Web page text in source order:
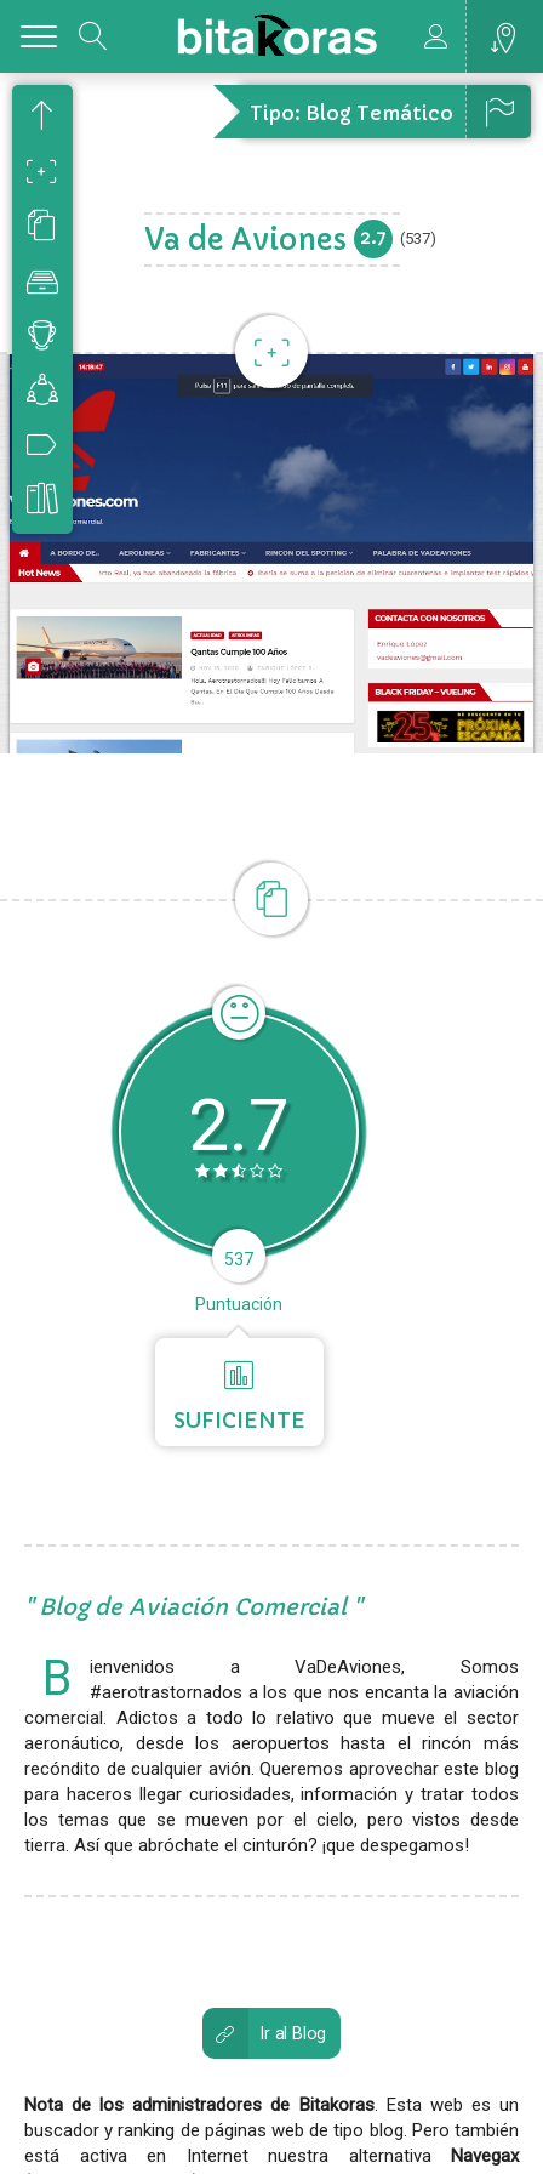
Tipo: Blog Temático
Va de Aviones 2.7 (537)
2.7
537
Puntuación
SUFICIENTE
Blog de Aviación Comercial
B
ienvenidos a VaDeAviones, Somos
#aerotrastornados a los que nos encanta la aviación
comercial. Adictos a todo lo relativo que mueve el sector
aeronáutico, desde los aeropuertos hasta el rincón más
recóndito de cualquier avión. Queremos aprovechar este blog
para haceros llegar curiosidades, información y tratar todos
los temas que se mueven por el cielo, pero vistos desde
tierra. Así que abróchate el cinturón? ¡que despegamos!
Ir al Blog
Nota de los administradores de Bitakoras. Esta web es un
buscador y ranking de páginas web de tipo blog. Pero también
está activa en Internet nuestra alternativa Navegax